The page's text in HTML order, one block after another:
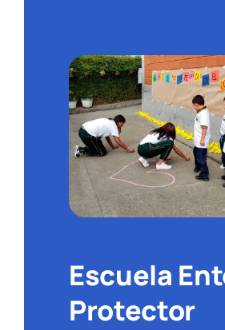
Escuela
Protector